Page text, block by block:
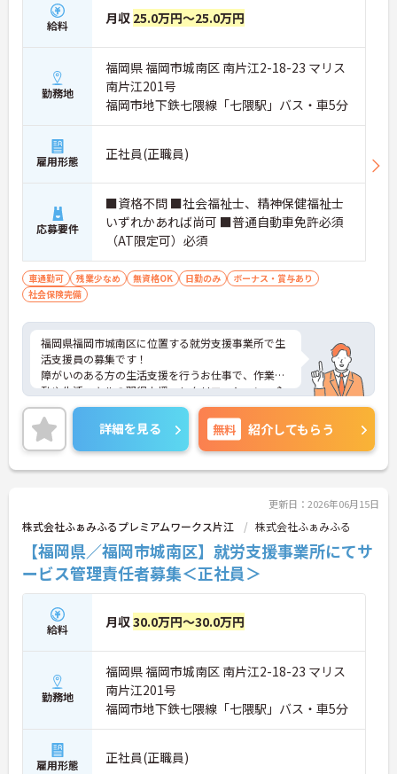
給料 月収 25.0万円～25.0万円
勤務地
福岡県 福岡市城南区 南片江2-18-23 マリス
南片江201号
福岡市地下鉄七隈線「七隈駅」バス・車5分
雇用形態 正社員(正職員)
応募要件
■資格不問 ■社会福祉士、精神保健福祉士
いずれかあれば尚可 ■普通自動車免許必須
（AT限定可）必須
車通勤可 残業少なめ 無資格OK 日勤のみ
ボーナス・賞与あり
社会保険完備
福岡県福岡市城南区に位置する就労支援事業所で生
活支援員の募集です！
障がいのある方の生活支援を行うお仕事で、作業活
動や生活スキルの習得支援、レクリエーション、食
事・排泄・入浴介助、記録入力、送迎業務などを担
当します。
資格・経験は不問で、研修制度や先輩スタッフのサ
ポート体制が整っているため、未経験の方も安心し
てスタートできます。
詳細をお話いたしますので、お気軽にご相談くださ
い。
詳細を見る 無料 紹介してもらう
更新日：2026年06月15日
株式会社ふぁみふるプレミアムワークス片江 株式会社ふぁみふる
【福岡県／福岡市城南区】就労支援事業所にてサ
ービス管理責任者募集＜正社員＞
給料 月収30.0万円～30.0万円
勤務地
福岡県 福岡市城南区 南片江2-18-23 マリス
南片江201号
福岡市地下鉄七隈線「七隈駅」バス・車5分
雇用形態 正社員(正職員)